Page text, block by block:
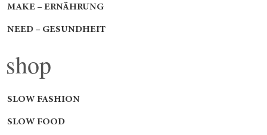
MAKE – ERNÄHRUNG
NEED – GESUNDHEIT
shop
SLOW FASHION
SLOW FOOD